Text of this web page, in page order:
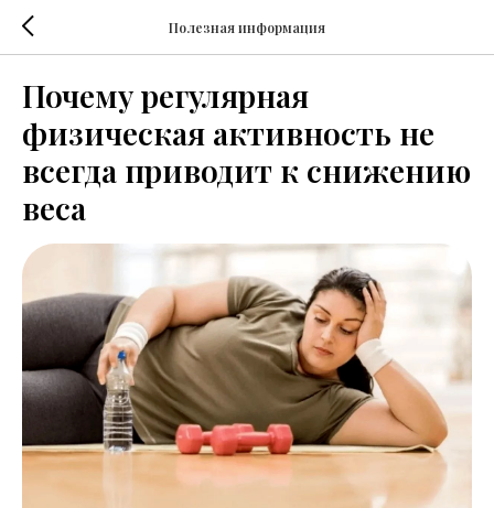
Полезная информация
Почему регулярная
физическая активность не
всегда приводит к снижению
веса